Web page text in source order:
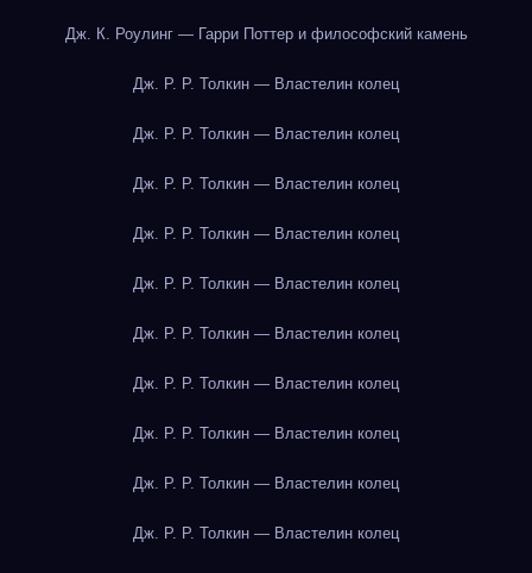
Дж. К. Роулинг — Гарри Поттер и философский камень
Дж. Р. Р. Толкин — Властелин колец
Дж. Р. Р. Толкин — Властелин колец
Дж. Р. Р. Толкин — Властелин колец
Дж. Р. Р. Толкин — Властелин колец
Дж. Р. Р. Толкин — Властелин колец
Дж. Р. Р. Толкин — Властелин колец
Дж. Р. Р. Толкин — Властелин колец
Дж. Р. Р. Толкин — Властелин колец
Дж. Р. Р. Толкин — Властелин колец
Дж. Р. Р. Толкин — Властелин колец